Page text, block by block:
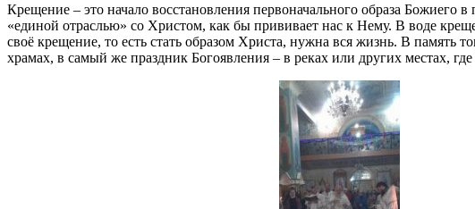
Крещение – это начало восстановления первоначального образа Божиего
«единой отраслью» со Христом, как бы прививает нас к Нему. В воде
своё крещение, то есть стать образом Христа, нужна вся жизнь. В память
храмах, в самый же праздник Богоявления – в реках или других местах,